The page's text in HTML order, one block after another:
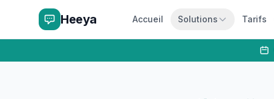
Heeya Accueil Solutions Tarifs